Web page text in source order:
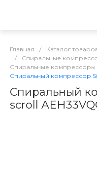
Главная / Каталог
/
Спиральные
Спиральные компрессоры
Спиральный компрессор
Спиральный
scroll